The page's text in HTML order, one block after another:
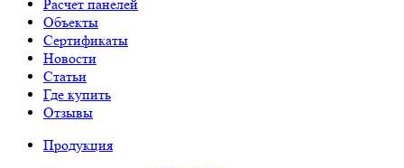
Расчет панелей
Объекты
Сертификаты
Новости
Статьи
Где купить
Отзывы
Продукция